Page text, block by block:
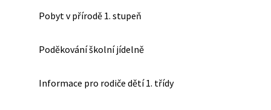
Pobyt v přírodě 1. stupeň
Poděkování školní jídelně
Informace pro rodiče dětí 1. třídy